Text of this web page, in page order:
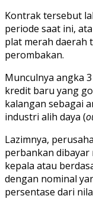
Kontrak tersebut
periode saat ini,
plat merah daerah
perombakan.
Munculnya angka
kredit baru yang
kalangan sebagai
industri alih daya (
Lazimnya,
perbankan
kepala atau
dengan nominal
persentase dari